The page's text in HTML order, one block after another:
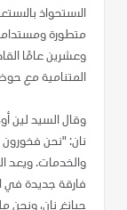
الاستحواذ
متطورة
وعشرين عامًا
المتنامية مع
وقال السيد لين
نان: "نحن فخورون
والخدمات. ويعد
فارقة جديدة في
جيانغ نان، ونحن